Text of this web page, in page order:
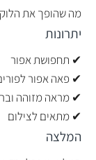
מה שהופך את
יתרונות
✔ תחפושת אפור
✔ פאה אפור
✔ מראה מזוהה
✔ מתאים לצילום
המלצה